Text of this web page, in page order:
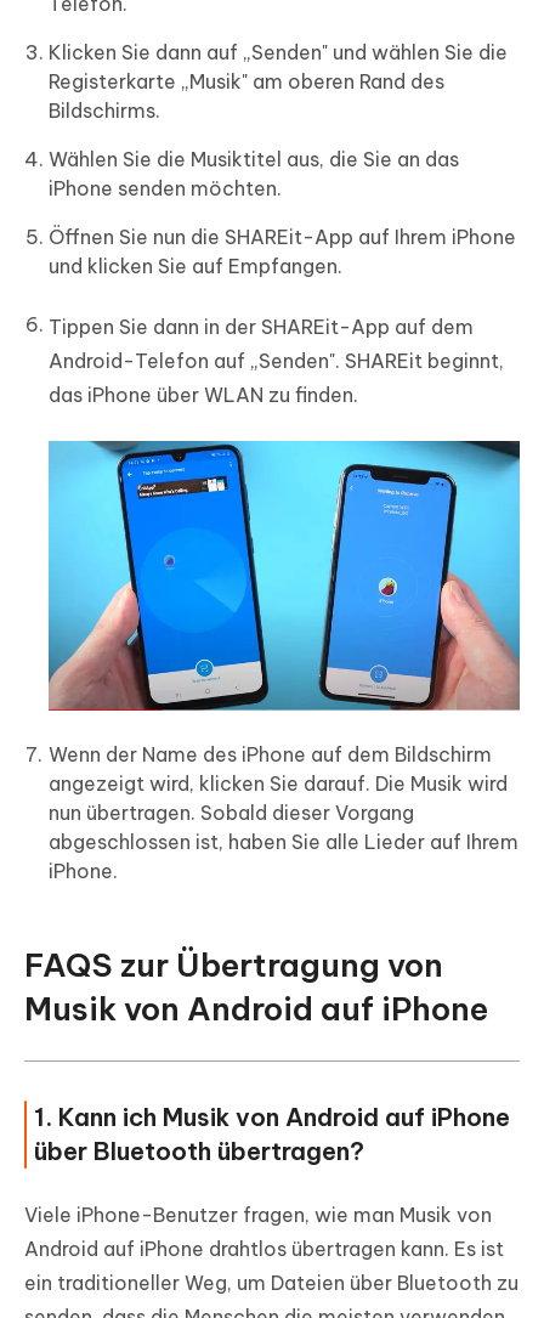
Klicken Sie dann auf „Senden" und wählen Sie die
Registerkarte „Musik" am oberen Rand des
Bildschirms.
Wählen Sie die Musiktitel aus, die Sie an das
iPhone senden möchten.
Öffnen Sie nun die SHAREit-App auf Ihrem iPhone
und klicken Sie auf Empfangen.
Tippen Sie dann in der SHAREit-App auf dem
Android-Telefon auf „Senden". SHAREit beginnt,
das iPhone über WLAN zu finden.
Wenn der Name des iPhone auf dem Bildschirm
angezeigt wird, klicken Sie darauf. Die Musik wird
nun übertragen. Sobald dieser Vorgang
abgeschlossen ist, haben Sie alle Lieder auf Ihrem
iPhone.
FAQS zur Übertragung von
Musik von Android auf iPhone
1. Kann ich Musik von Android auf iPhone
über Bluetooth übertragen?
Viele iPhone-Benutzer fragen, wie man Musik von
Android auf iPhone drahtlos übertragen kann. Es ist
ein traditioneller Weg, um Dateien über Bluetooth zu